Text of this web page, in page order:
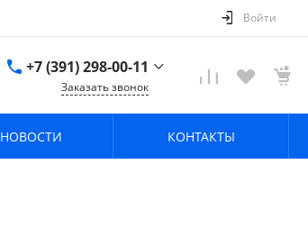
Войти
+7 (391) 298-00-11
г. Красноярск, пер.
Заказать звонок
НОВОСТИ КОНТАКТЫ